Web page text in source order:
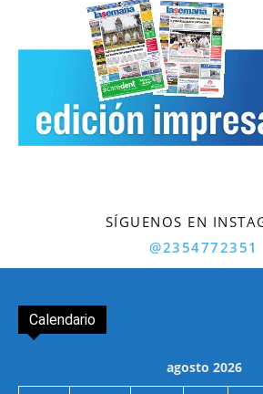
SÍGUENOS EN
@2354772351
Calendario
agosto 2026